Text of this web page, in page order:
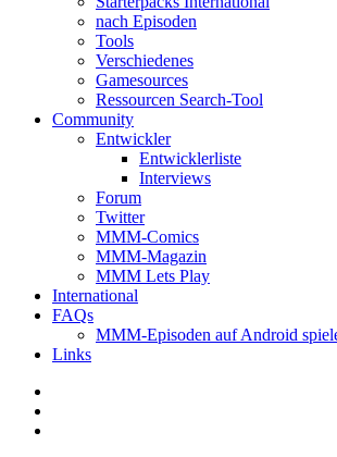
nach Episoden
Tools
Verschiedenes
Gamesources
Ressourcen Search-Tool
Community
Entwickler
Entwicklerliste
Interviews
Forum
Twitter
MMM-Comics
MMM-Magazin
MMM Lets Play
International
FAQs
MMM-Episoden auf Android
Links